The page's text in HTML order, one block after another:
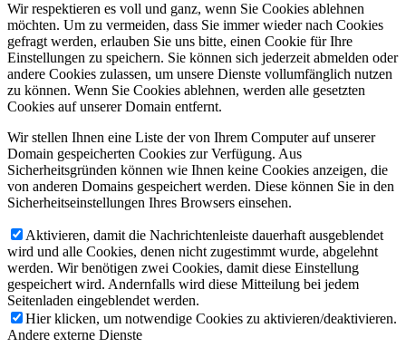
Wir respektieren es voll und ganz, wenn Sie Cookies ablehnen
möchten. Um zu vermeiden, dass Sie immer wieder nach Cookies
gefragt werden, erlauben Sie uns bitte, einen Cookie für Ihre
Einstellungen zu speichern. Sie können sich jederzeit abmelden oder
andere Cookies zulassen, um unsere Dienste vollumfänglich nutzen
zu können. Wenn Sie Cookies ablehnen, werden alle gesetzten
Cookies auf unserer Domain entfernt.
Wir stellen Ihnen eine Liste der von Ihrem Computer auf unserer
Domain gespeicherten Cookies zur Verfügung. Aus
Sicherheitsgründen können wie Ihnen keine Cookies anzeigen, die
von anderen Domains gespeichert werden. Diese können Sie in den
Sicherheitseinstellungen Ihres Browsers einsehen.
Aktivieren, damit die Nachrichtenleiste dauerhaft ausgeblendet
wird und alle Cookies, denen nicht zugestimmt wurde, abgelehnt
werden. Wir benötigen zwei Cookies, damit diese Einstellung
gespeichert wird. Andernfalls wird diese Mitteilung bei jedem
Seitenladen eingeblendet werden.
Hier klicken, um notwendige Cookies zu aktivieren/deaktivieren.
Andere externe Dienste